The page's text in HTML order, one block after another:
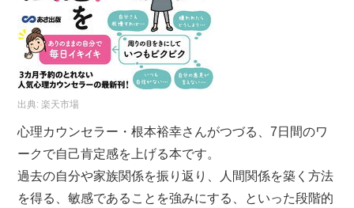
出典:楽天市場
心理カウンセラー・根本裕幸さんがつづる、7日間のワ
ークで自己肯定感を上げる本です。
過去の自分や家族関係を振り返り、人間関係を築く方法
を得る、敏感であることを強みにする、といった段階的